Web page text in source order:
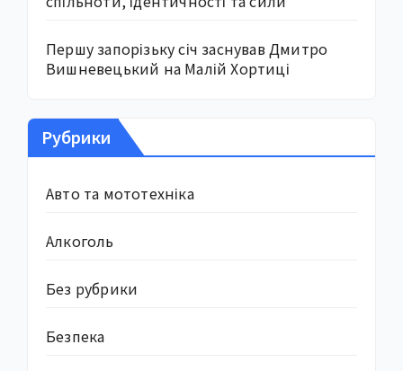
Першу запорізьку січ заснував Дмитро
Вишневецький на Малій Хортиці
Рубрики
Авто та мототехніка
Алкоголь
Без рубрики
Безпека